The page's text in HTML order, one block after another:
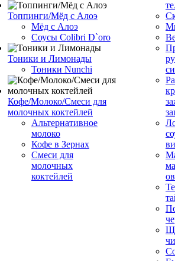
Топпинги/Мёд с Алоэ
Мёд с Алоэ
Соусы Colibri D`oro
Тоники и Лимонады
Тоники Nunchi
Кофе/Молоко/Смеси для
молочных коктейлей
Альтернативное
молоко
Кофе в Зернах
Смеси для
молочных
коктейлей